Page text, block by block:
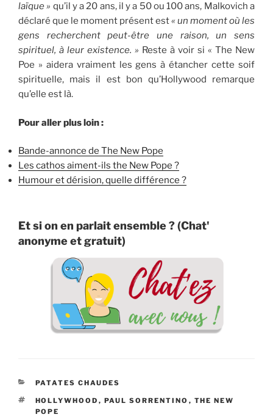
laïque » qu’il y a 20 ans, il y a 50 ou 100 ans, Malkovich a
déclaré que le moment présent est« un moment où les
gens recherchent peut-être une raison, un sens
spirituel, à leur existence. » Reste à voir si « The New
Poe » aidera vraiment les gens à étancher cette soif
spirituelle, mais il est bon qu’Hollywood remarque
qu’elle est là.
Pour aller plus loin :
Bande-annonce de The New Pope
Les cathos aiment-ils the New Pope ?
Humour et dérision, quelle différence ?
Et si on en parlait ensemble ? (Chat'
anonyme et gratuit)
CATÉGORIES
PATATES CHAUDES
ÉTIQUETTES
HOLLYWHOOD , PAUL SORRENTINO , THE NEW
POPE